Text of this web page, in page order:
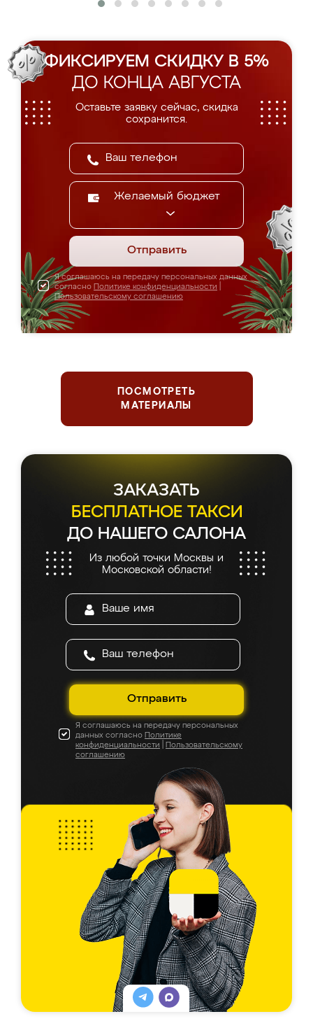
ФИКСИРУЕМ СКИДКУ В 5%
ДО КОНЦА АВГУСТА
Оставьте заявку сейчас, скидка
сохранится.
Желаемый бюджет
Отправить
Я соглашаюсь на передачу персональных данных
согласно Политике конфиденциальности
Пользовательскому соглашению
ПОСМОТРЕТЬ
МАТЕРИАЛЫ
ЗАКАЗАТЬ
БЕСПЛАТНОЕ ТАКСИ
ДО НАШЕГО САЛОНА
Из любой точки Москвы и
Московской области!
Отправить
Я соглашаюсь на передачу персональных
данных согласно Политике
конфиденциальности
Пользовательскому
соглашению